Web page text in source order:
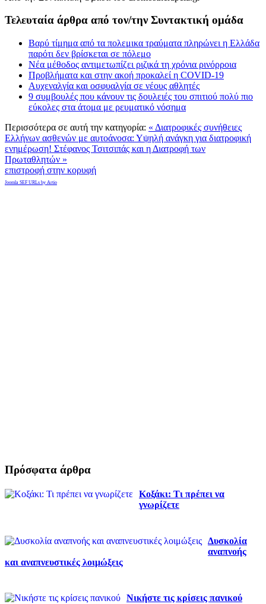
Τελευταία άρθρα από τον/την Συντακτική ομάδα
Βαρύ τίμημα από τα πολεμικα τραύματα πληρώνει η Ελλάδα
παρότι δεν βρίσκεται σε πόλεμο
Νέα μέθοδος αντιμετωπίζει ριζικά τη χρόνια ρινόρροια
Προβλήματα και στην ακοή προκαλεί η COVID-19
Αυχεναλγία και οσφυαλγία σε νέους αθλητές
9 συμβουλές που κάνουν τις δουλειές του σπιτιού πολύ πιο
εύκολες στα άτομα με ρευματικό νόσημα
Περισσότερα σε αυτή την κατηγορία: « Διατροφικές συνήθειες
Ελλήνων ασθενών με αυτοάνοσα: Υψηλή ανάγκη για διατροφική
ενημέρωση! Στέφανος Τσιτσιπάς και η Διατροφή των
Πρωταθλητών »
επιστροφή στην κορυφή
Joomla SEF URLs by Artio
Πρόσφατα άρθρα
Κοξάκι: Τι πρέπει να
γνωρίζετε
Δυσκολία
αναπνοής
και αναπνευστικές λοιμώξεις
Νικήστε τις κρίσεις πανικού